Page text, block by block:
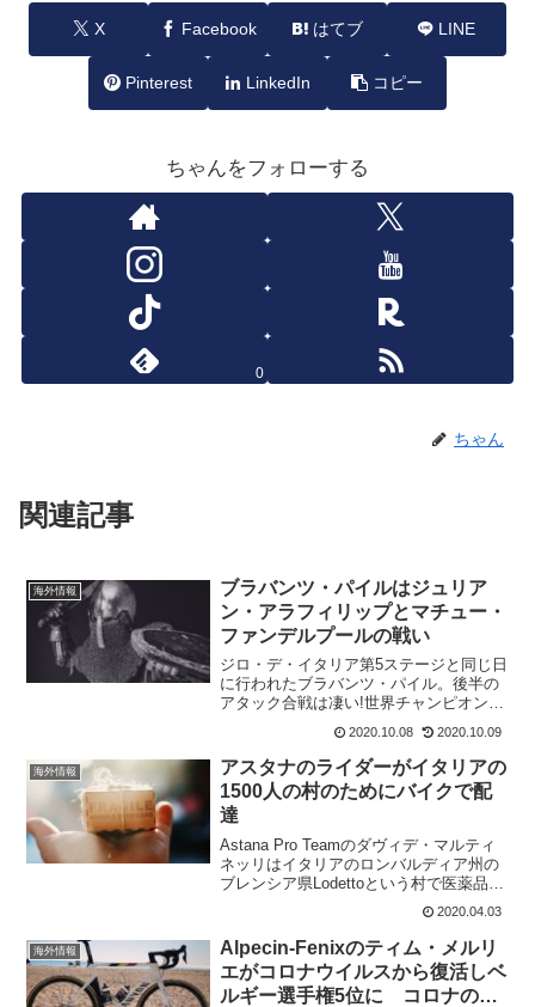
X Facebook はてブ LINE
Pinterest LinkedIn コピー
ちゃんをフォローする
0
ちゃん
関連記事
海外情報
ブラバンツ・パイルはジュリア
ン・アラフィリップとマチュー・
ファンデルプールの戦い
ジロ・デ・イタリア第5ステージと同じ日
に行われたブラバンツ・パイル。後半の
アタック合戦は凄い!世界チャンピオンの
ジュリアン・アラフィリップとシクロク
ロスチャンピオンのマチュー・ファンデ
ルプールの豪華な逃げが何度も見られ
た。One day r...
2020.10.08 2020.10.09
海外情報
アスタナのライダーがイタリアの
1500人の村のためにバイクで配
達
Astana Pro Teamのダヴィデ・マルティ
ネッリはイタリアのロンバルディア州の
ブレンシア県Lodettoという村で医薬品の
配達ボランティアとして活躍している。
ロンバルディア州といえば、ニュースで
も報道されるくらい最もコロナウイルス
の...
2020.04.03
海外情報
Alpecin-Fenixのティム・メルリ
エがコロナウイルスから復活しベ
ルギー選手権5位に コロナの症